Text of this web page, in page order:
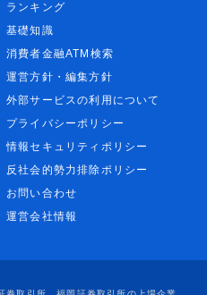
ランキング
基礎知識
消費者金融ATM検索
運営方針・編集方針
外部サービスの利用について
プライバシーポリシー
情報セキュリティポリシー
反社会的勢力排除ポリシー
お問い合わせ
運営会社情報